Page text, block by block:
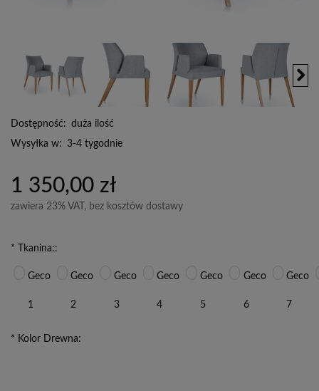
Dostępność: duża ilość
Wysyłka w: 3-4 tygodnie
1 350,00 zł
zawiera 23% VAT, bez kosztów dostawy
* Tkanina::
Geco
1
Geco
2
Geco
3
Geco
4
Geco
5
Geco
6
Geco
7
* Kolor Drewna: